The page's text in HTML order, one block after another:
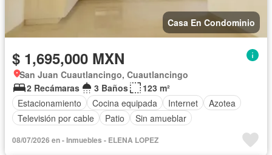
Casa En Condominio
$ 1,695,000 MXN
San Juan Cuautlancingo, Cuautlancingo
2 Recámaras
3 Baños
123 m²
Estacionamiento
Cocina equipada Internet
Azotea
Televisión por cable
Patio Sin amueblar
08/07/2026 en - Inmuebles - ELENA LOPEZ